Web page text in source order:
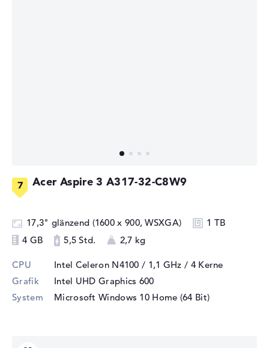
Acer Aspire 3 A317-32-C8W9
17,3" glänzend (1600 x 900, WSXGA)
1 TB
4 GB
5,5 Std. 2,7 kg
CPU Intel Celeron N4100 / 1,1 GHz / 4 Kerne
Grafik
Intel UHD Graphics 600
System
Microsoft Windows 10 Home (64 Bit)